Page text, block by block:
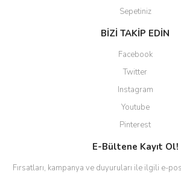
Sepetiniz
BİZİ TAKİP EDİN
Facebook
Twitter
Instagram
Youtube
Pinterest
E-Bültene Kayıt Ol!
Fırsatları, kampanya ve duyuruları ile ilgili e-